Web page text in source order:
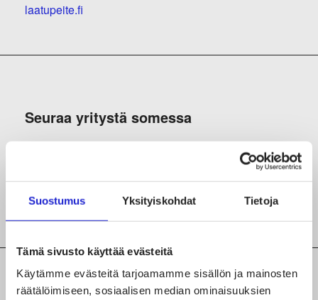
Suostumus Yksityiskohdat Tietoja
Tämä sivusto käyttää evästeitä
Käytämme evästeitä tarjoamamme sisällön ja mainosten
räätälöimiseen, sosiaalisen median ominaisuuksien
laatupeite.fi
Seuraa yritystä somessa